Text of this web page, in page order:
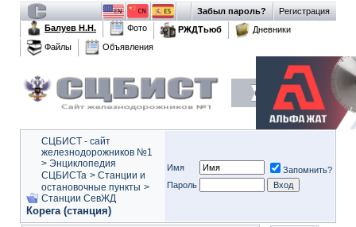
Регистрация
Забыл пароль?
Балуев Н.Н.
Фото РЖДТьюб
Дневники
Файлы
Объявления
СЦБИСТ - сайт
железнодорожников №1
> Энциклопедия
СЦБИСТа > Станции и
остановочные пункты >
Станции СевЖД
Корега (станция)
Имя
Запомнить?
Пароль